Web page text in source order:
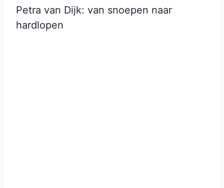
Petra van Dijk: van snoepen naar
hardlopen